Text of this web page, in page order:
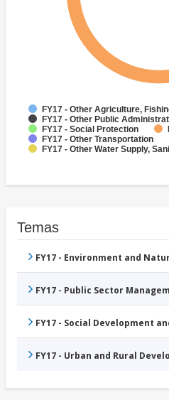
FY17 - Other Agriculture,
FY17 - Other Public
FY17 - Social Protection
FY17 - Other Transportation
FY17 - Other Water Supply,
Temas
FY17 - Environment and
FY17 - Public Sector
FY17 - Social Development
FY17 - Urban and Rural